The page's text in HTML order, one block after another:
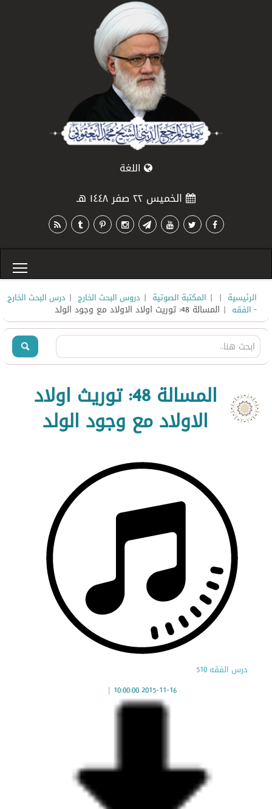
اللغة
الخميس ٢٢ صفر ١٤٤٨ هـ
الرئيسية |
| المكتبة الصوتية | دروس البحث الخارج | درس البحث الخارج
- الفقه | المسالة 48: توريث اولاد الاولاد مع وجود الولد
المسالة 48: توريث اولاد
الاولاد مع وجود الولد
درس الفقه 510
2015-11-16 10:00:00
|